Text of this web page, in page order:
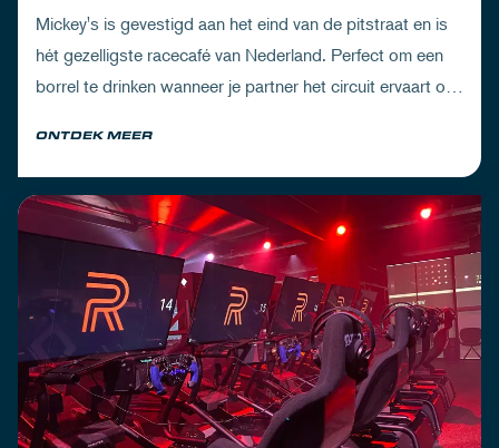
Mickey's is gevestigd aan het eind van de pitstraat en is
hét gezelligste racecafé van Nederland. Perfect om een
borrel te drinken wanneer je partner het circuit ervaart of
ONTDEK MEER